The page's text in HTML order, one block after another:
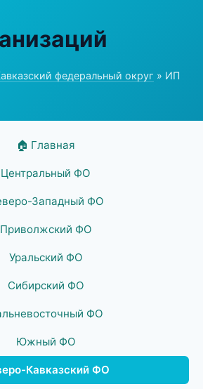
федеральный округ » ИП
🏠 Главная
Центральный ФО
Западный ФО
Приволжский ФО
Уральский ФО
Сибирский ФО
ФО
Южный ФО
Кавказский ФО